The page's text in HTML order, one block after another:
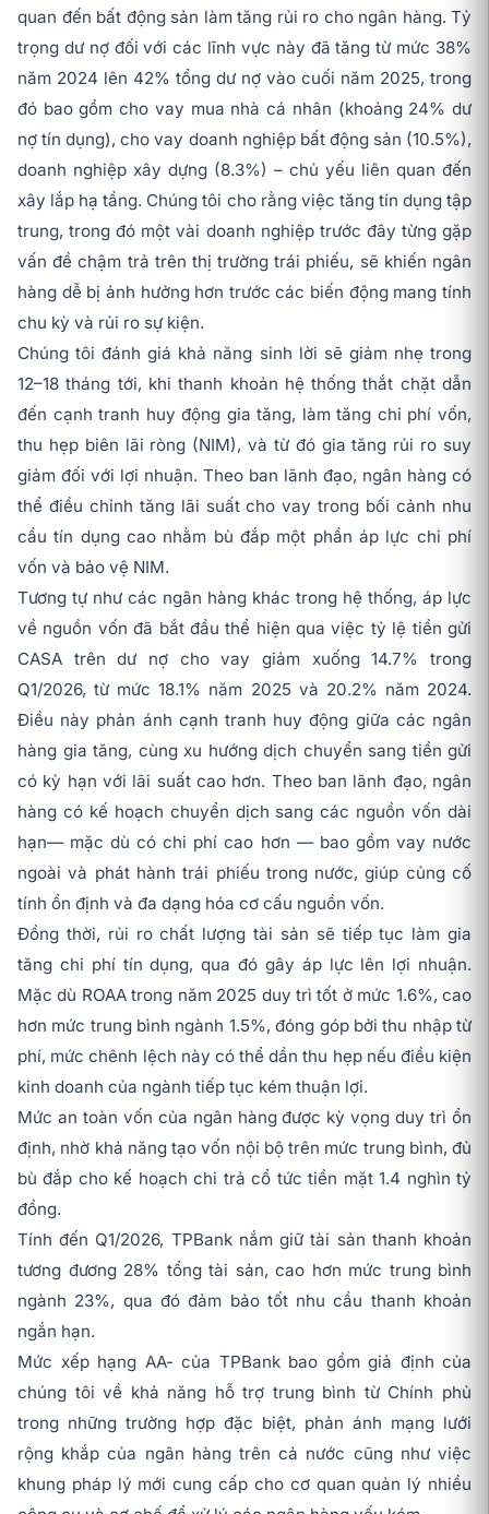
quan đến bất động sản làm tăng rủi ro cho ngân hàng. Tỷ
trọng dư nợ đối với các lĩnh vực này đã tăng từ mức 38%
năm 2024 lên 42% tổng dư nợ vào cuối năm 2025, trong
đó bao gồm cho vay mua nhà cá nhân (khoảng 24% dư
nợ tín dụng), cho vay doanh nghiệp bất động sản (10.5%),
doanh nghiệp xây dựng (8.3%) – chủ yếu liên quan đến
xây lắp hạ tầng. Chúng tôi cho rằng việc tăng tín dụng tập
trung, trong đó một vài doanh nghiệp trước đây từng gặp
vấn đề chậm trả trên thị trường trái phiếu, sẽ khiến ngân
hàng dễ bị ảnh hưởng hơn trước các biến động mang tính
chu kỳ và rủi ro sự kiện.
Chúng tôi đánh giá khả năng sinh lời sẽ giảm nhẹ trong
12–18 tháng tới, khi thanh khoản hệ thống thắt chặt dẫn
đến cạnh tranh huy động gia tăng, làm tăng chi phí vốn,
thu hẹp biên lãi ròng (NIM), và từ đó gia tăng rủi ro suy
giảm đối với lợi nhuận. Theo ban lãnh đạo, ngân hàng có
thể điều chỉnh tăng lãi suất cho vay trong bối cảnh nhu
cầu tín dụng cao nhằm bù đắp một phần áp lực chi phí
vốn và bảo vệ NIM.
Tương tự như các ngân hàng khác trong hệ thống, áp lực
về nguồn vốn đã bắt đầu thể hiện qua việc tỷ lệ tiền gửi
CASA trên dư nợ cho vay giảm xuống 14.7% trong
Q1/2026, từ mức 18.1% năm 2025 và 20.2% năm 2024.
Điều này phản ánh cạnh tranh huy động giữa các ngân
hàng gia tăng, cùng xu hướng dịch chuyển sang tiền gửi
có kỳ hạn với lãi suất cao hơn. Theo ban lãnh đạo, ngân
hàng có kế hoạch chuyển dịch sang các nguồn vốn dài
hạn— mặc dù có chi phí cao hơn — bao gồm vay nước
ngoài và phát hành trái phiếu trong nước, giúp củng cố
tính ổn định và đa dạng hóa cơ cấu nguồn vốn.
Đồng thời, rủi ro chất lượng tài sản sẽ tiếp tục làm gia
tăng chi phí tín dụng, qua đó gây áp lực lên lợi nhuận.
Mặc dù ROAA trong năm 2025 duy trì tốt ở mức 1.6%, cao
hơn mức trung bình ngành 1.5%, đóng góp bởi thu nhập từ
phí, mức chênh lệch này có thể dần thu hẹp nếu điều kiện
kinh doanh của ngành tiếp tục kém thuận lợi.
Mức an toàn vốn của ngân hàng được kỳ vọng duy trì ổn
định, nhờ khả năng tạo vốn nội bộ trên mức trung bình, đủ
bù đắp cho kế hoạch chi trả cổ tức tiền mặt 1.4 nghìn tỷ
đồng.
Tính đến Q1/2026, TPBank nắm giữ tài sản thanh khoản
tương đương 28% tổng tài sản, cao hơn mức trung bình
ngành 23%, qua đó đảm bảo tốt nhu cầu thanh khoản
ngắn hạn.
Mức xếp hạng AA- của TPBank bao gồm giả định của
chúng tôi về khả năng hỗ trợ trung bình từ Chính phủ
trong những trường hợp đặc biệt, phản ánh mạng lưới
rộng khắp của ngân hàng trên cả nước cũng như việc
khung pháp lý mới cung cấp cho cơ quan quản lý nhiều